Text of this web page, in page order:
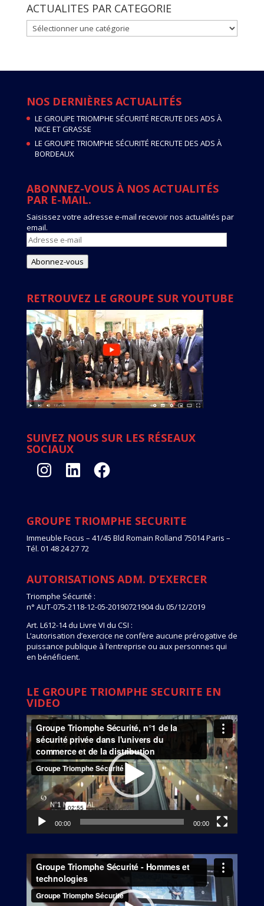
ACTUALITES PAR CATEGORIE
ACTUALITES
PAR
NOS DERNIÈRES ACTUALITÉS
LE GROUPE TRIOMPHE SÉCURITÉ RECRUTE DES ADS À
NICE ET GRASSE
LE GROUPE TRIOMPHE SÉCURITÉ RECRUTE DES ADS À
BORDEAUX
ABONNEZ-VOUS À NOS ACTUALITÉS
PAR E-MAIL.
Saisissez votre adresse e-mail recevoir nos actualités par
email.
Adresse
e-
mail
Abonnez-vous
RETROUVEZ LE GROUPE SUR YOUTUBE
SUIVEZ NOUS SUR LES RÉSEAUX
SOCIAUX
InstagramLinkedIn Facebook
GROUPE TRIOMPHE SECURITE
Immeuble Focus – 41/45 Bld Romain Rolland 75014 Paris –
Tél. 01 48 24 27 72
AUTORISATIONS ADM. D’EXERCER
Triomphe Sécurité :
n° AUT-075-2118-12-05-20190721904 du 05/12/2019
Art. L612-14 du Livre VI du CSI :
L’autorisation d’exercice ne confère aucune prérogative de
puissance publique à l’entreprise ou aux personnes qui
en bénéficient.
LE GROUPE TRIOMPHE SECURITE EN
VIDEO
Lecteur
vidéo
00:00 00:00
Lecteur
vidéo